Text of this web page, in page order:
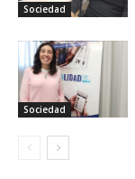
Sociedad
Sociedad